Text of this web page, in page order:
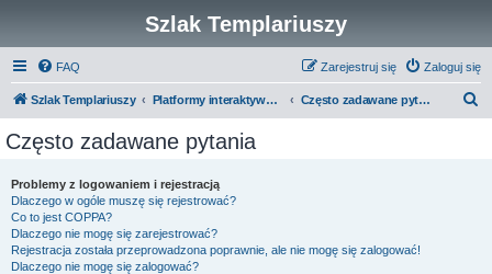
Szlak Templariuszy
FAQ Zaloguj się
Zarejestruj się
Szlak Templariuszy Platformy interaktywne Szlaku Templariuszy Często zadawane pytania
Często zadawane pytania
Problemy z logowaniem i rejestracją
Dlaczego w ogóle muszę się rejestrować?
Co to jest COPPA?
Dlaczego nie mogę się zarejestrować?
Rejestracja została przeprowadzona poprawnie, ale nie mogę się zalogować!
Dlaczego nie mogę się zalogować?